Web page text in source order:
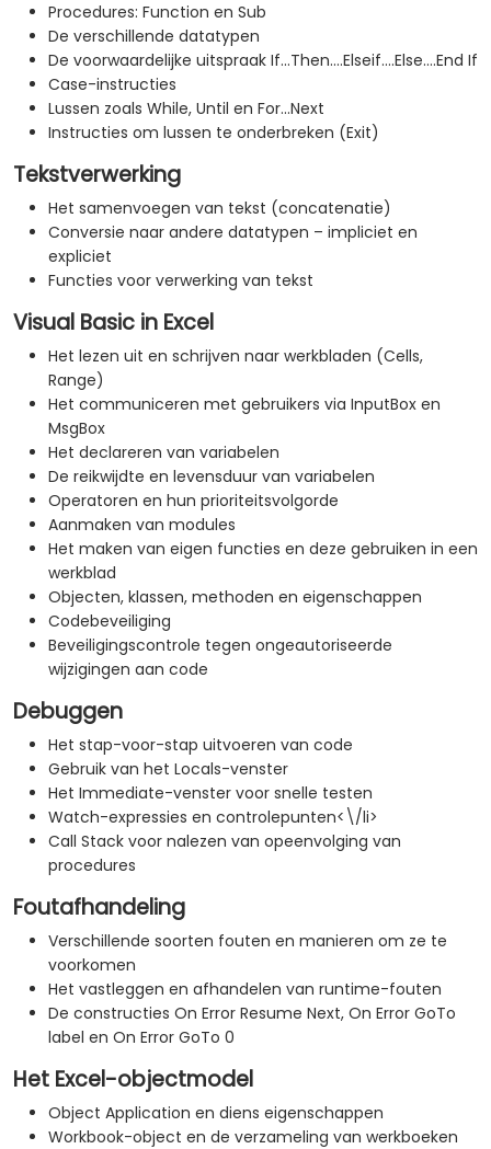
Procedures: Function en Sub
De verschillende datatypen
De voorwaardelijke uitspraak If...Then....Elseif....Else....End If
Case-instructies
Lussen zoals While, Until en For...Next
Instructies om lussen te onderbreken (Exit)
Tekstverwerking
Het samenvoegen van tekst (concatenatie)
Conversie naar andere datatypen – impliciet en
expliciet
Functies voor verwerking van tekst
Visual Basic in Excel
Het lezen uit en schrijven naar werkbladen (Cells,
Range)
Het communiceren met gebruikers via InputBox en
MsgBox
Het declareren van variabelen
De reikwijdte en levensduur van variabelen
Operatoren en hun prioriteitsvolgorde
Aanmaken van modules
Het maken van eigen functies en deze gebruiken in een
werkblad
Objecten, klassen, methoden en eigenschappen
Codebeveiliging
Beveiligingscontrole tegen ongeautoriseerde
wijzigingen aan code
Debuggen
Het stap-voor-stap uitvoeren van code
Gebruik van het Locals-venster
Het Immediate-venster voor snelle testen
Watch-expressies en controlepunten<\/li>
Call Stack voor nalezen van opeenvolging van
procedures
Foutafhandeling
Verschillende soorten fouten en manieren om ze te
voorkomen
Het vastleggen en afhandelen van runtime-fouten
De constructies On Error Resume Next, On Error GoTo
label en On Error GoTo 0
Het Excel-objectmodel
Object Application en diens eigenschappen
Workbook-object en de verzameling van werkboeken